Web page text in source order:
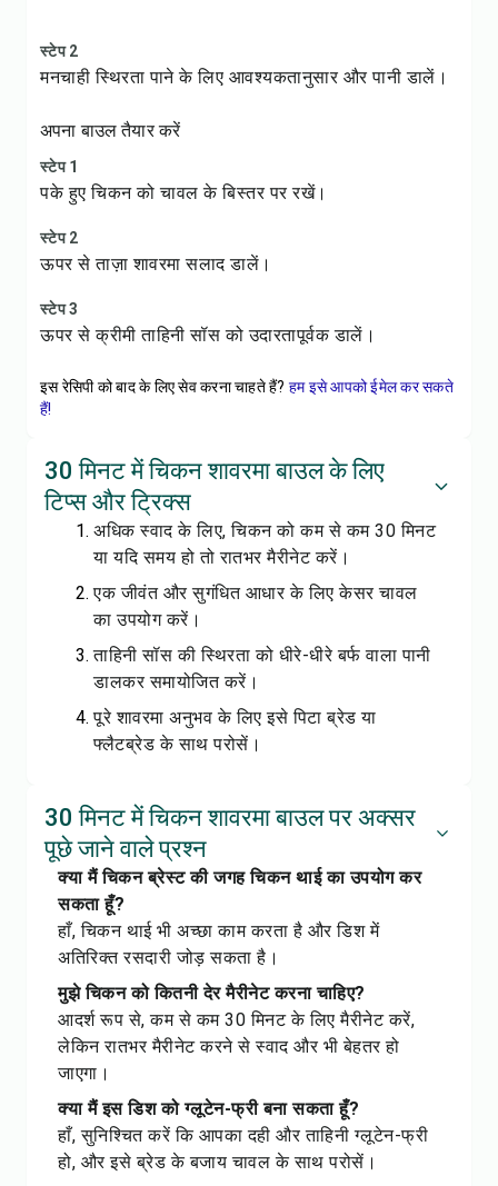
स्टेप 2
मनचाही स्थिरता पाने के लिए आवश्यकतानुसार और पानी डालें।
अपना बाउल तैयार करें
स्टेप 1
पके हुए चिकन को चावल के बिस्तर पर रखें।
स्टेप 2
ऊपर से ताज़ा शावरमा सलाद डालें।
स्टेप 3
ऊपर से क्रीमी ताहिनी सॉस को उदारतापूर्वक डालें।
इस रेसिपी को बाद के लिए सेव करना चाहते हैं? हम इसे आपको ईमेल कर सकते
हैं!
30 मिनट में चिकन शावरमा बाउल के लिए
टिप्स और ट्रिक्स
अधिक स्वाद के लिए, चिकन को कम से कम 30 मिनट
या यदि समय हो तो रातभर मैरीनेट करें।
एक जीवंत और सुगंधित आधार के लिए केसर चावल
का उपयोग करें।
ताहिनी सॉस की स्थिरता को धीरे-धीरे बर्फ वाला पानी
डालकर समायोजित करें।
पूरे शावरमा अनुभव के लिए इसे पिटा ब्रेड या
फ्लैटब्रेड के साथ परोसें।
30 मिनट में चिकन शावरमा बाउल पर अक्सर
पूछे जाने वाले प्रश्न
क्या मैं चिकन ब्रेस्ट की जगह चिकन थाई का उपयोग कर
सकता हूँ?
हाँ, चिकन थाई भी अच्छा काम करता है और डिश में
अतिरिक्त रसदारी जोड़ सकता है।
मुझे चिकन को कितनी देर मैरीनेट करना चाहिए?
आदर्श रूप से, कम से कम 30 मिनट के लिए मैरीनेट करें,
लेकिन रातभर मैरीनेट करने से स्वाद और भी बेहतर हो
जाएगा।
क्या मैं इस डिश को ग्लूटेन-फ्री बना सकता हूँ?
हाँ, सुनिश्चित करें कि आपका दही और ताहिनी ग्लूटेन-फ्री
हो, और इसे ब्रेड के बजाय चावल के साथ परोसें।